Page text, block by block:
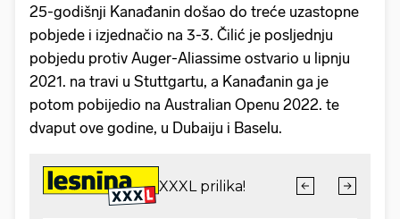
25-godišnji Kanađanin došao do treće uzastopne
pobjede i izjednačio na 3-3. Čilić je posljednju
pobjedu protiv Auger-Aliassime ostvario u lipnju
2021. na travi u Stuttgartu, a Kanađanin ga je
potom pobijedio na Australian Openu 2022. te
dvaput ove godine, u Dubaiju i Baselu.